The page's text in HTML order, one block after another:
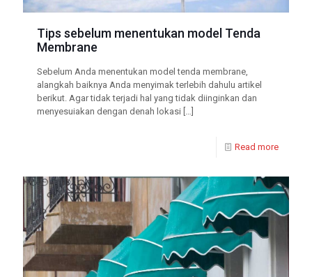
Tips sebelum menentukan model Tenda
Membrane
Sebelum Anda menentukan model tenda membrane,
alangkah baiknya Anda menyimak terlebih dahulu artikel
berikut. Agar tidak terjadi hal yang tidak diinginkan dan
menyesuiakan dengan denah lokasi […]
Read more